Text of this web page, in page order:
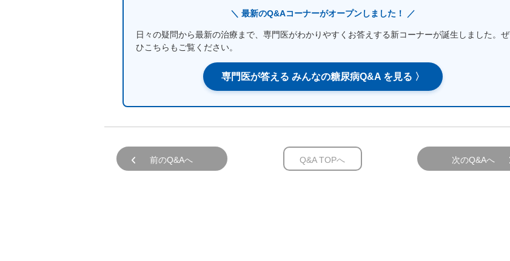
＼ 最新のQ&Aコーナーがオープンしました！ ／
日々の疑問から最新の治療まで、専門医がわかりやすくお答えする新コーナーが誕生しました。ぜ
ひこちらもご覧ください。
専門医が答える みんなの糖尿病Q&A を見る 〉
前のQ&Aへ Q&A TOPへ 次のQ&Aへ